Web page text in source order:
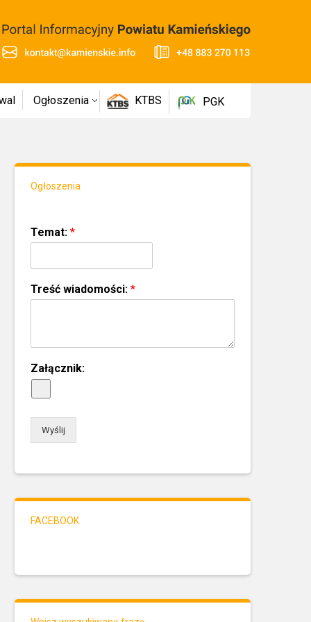
Ogłoszenia KTBS PGK
Ogłoszenia
Temat: *
Treść wiadomości: *
Załącznik:
Wyślij
FACEBOOK